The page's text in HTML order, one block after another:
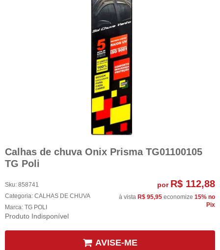
Calhas de chuva Onix Prisma TG01100105
TG Poli
Sku: 858741
Categoria: CALHAS DE CHUVA
Marca: TG POLI
Produto Indisponível
por R$ 112,88
à vista R$ 95,95 economize 15% no
Pix
AVISE-ME